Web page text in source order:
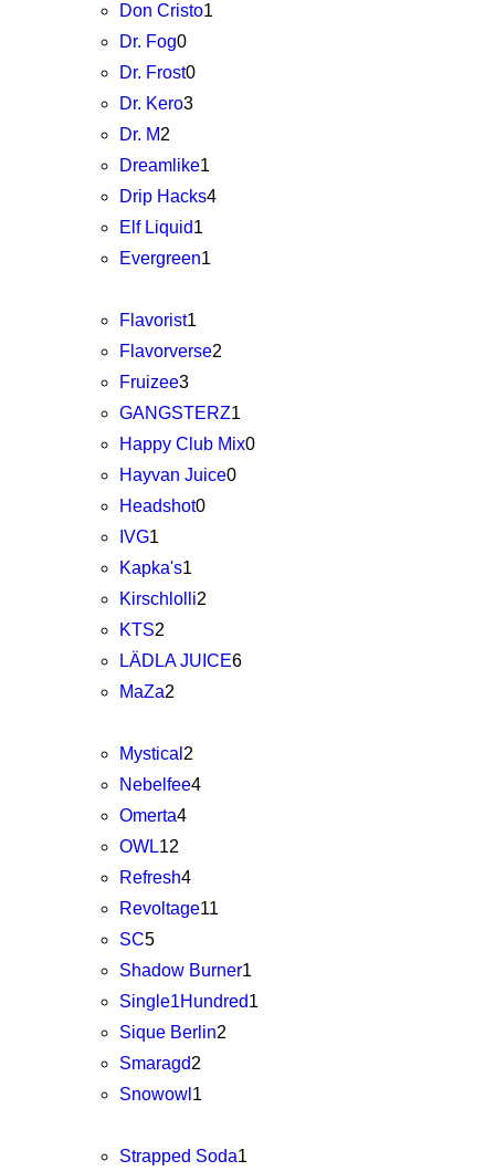
Don Cristo1
Dr. Fog0
Dr. Frost0
Dr. Kero3
Dr. M2
Dreamlike1
Drip Hacks4
Elf Liquid1
Evergreen1
Flavorist1
Flavorverse2
Fruizee3
GANGSTERZ1
Happy Club Mix0
Hayvan Juice0
Headshot0
IVG1
Kapka's1
Kirschlolli2
KTS2
LÄDLA JUICE6
MaZa2
Mystical 2
Nebelfee4
Omerta4
OWL12
Refresh4
Revoltage11
SC5
Shadow Burner1
Single1Hundred1
Sique Berlin2
Smaragd2
Snowowl 1
Strapped Soda1